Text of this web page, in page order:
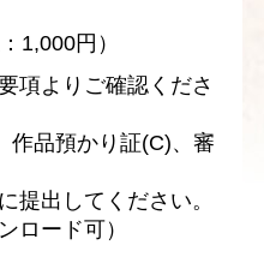
1,000円）
項よりご確認くださ
品預かり証(C)、審
提出してください。
ロード可）